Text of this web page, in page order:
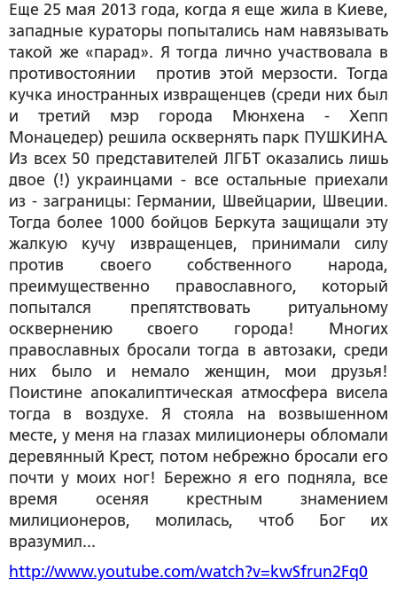
Еще 25 мая 2013 года, когда я еще жила в Киеве,
западные кураторы попытались нам навязывать
такой же «парад». Я тогда лично участвовала в
противостоянии против этой мерзости. Тогда
кучка иностранных извращенцев (среди них был
и третий мэр города Мюнхена - Хепп
Монацедер) решила осквернять парк ПУШКИНА.
Из всех 50 представителей ЛГБТ оказались лишь
двое (!) украинцами - все остальные приехали
из - заграницы: Германии, Швейцарии, Швеции.
Тогда более 1000 бойцов Беркута защищали эту
жалкую кучу извращенцев, принимали силу
против своего собственного народа,
преимущественно православного, который
попытался препятствовать ритуальному
осквернению своего города! Многих
православных бросали тогда в автозаки, среди
них было и немало женщин, мои друзья!
Поистине апокалиптическая атмосфера висела
тогда в воздухе. Я стояла на возвышенном
месте, у меня на глазах милиционеры обломали
деревянный Крест, потом небрежно бросали его
почти у моих ног! Бережно я его подняла, все
время осеняя крестным знамением
милиционеров, молилась, чтоб Бог их
вразумил...
http://www.youtube.com/watch?v=kwSfrun2Fq0